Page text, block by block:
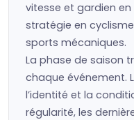
vitesse et gardien
stratégie en
sports mécaniques.
La phase de saison
chaque événement.
l’identité et la
régularité, les